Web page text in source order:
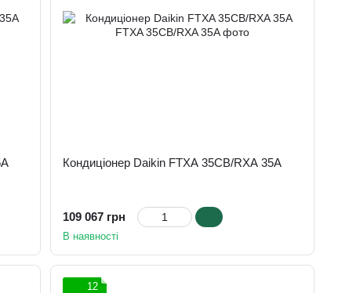
Кондиціонер Daikin FTXA 35CB/RXA 35A
109 067 грн
В наявності
12